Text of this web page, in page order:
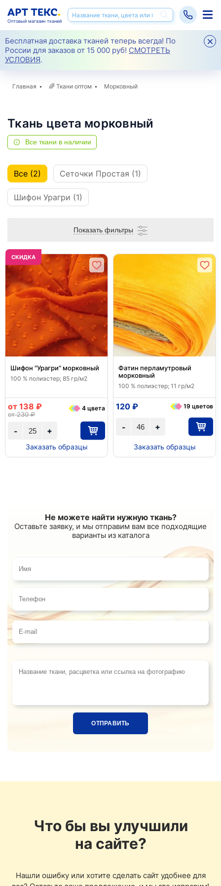
Бесплатная доставка тканей теперь всегда! По
России для заказов от 15 000 руб! СМОТРЕТЬ
УСЛОВИЯ.
Оптовый магазин тканей
Главная 🌈 Ткани оптом Морковный
Ткань цвета морковный
Все ткани в наличии
Все (2) Сеточки Простая (1)
Шифон Урагри (1)
Показать фильтры
CКИДКА
Шифон "Урагри" морковный
100 % полиэстер; 85 гр/м2
+
-
от 138 ₽
от 230 ₽
4 цвета
Заказать образцы
Фатин перламутровый
морковный
100 % полиэстер; 11 гр/м2
+
-
120 ₽ 19 цветов
Заказать образцы
Не можете найти нужную ткань?
Оставьте заявку, и мы отправим вам все подходящие
варианты из каталога
Имя
Телефон
E-mail
Что бы вы улучшили
на сайте?
Нашли ошибку или хотите сделать сайт удобнее для